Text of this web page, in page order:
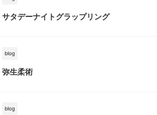
サタデーナイトグラップリング
blog
弥生柔術
blog